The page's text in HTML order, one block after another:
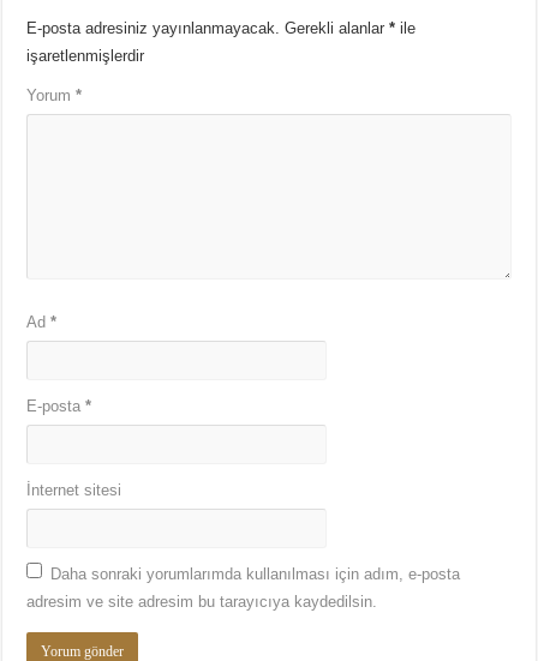
E-posta adresiniz yayınlanmayacak. Gerekli alanlar* ile
işaretlenmişlerdir
Yorum*
Ad*
E-posta*
İnternet sitesi
Daha sonraki yorumlarımda kullanılması için adım, e-posta
adresim ve site adresim bu tarayıcıya kaydedilsin.